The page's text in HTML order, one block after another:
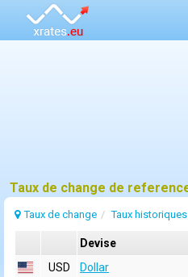
Taux de change Taux historiques
Devise
USD
Dollar